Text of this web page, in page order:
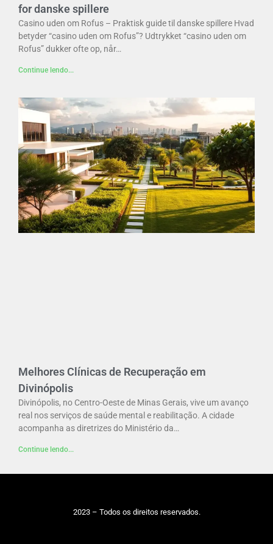
for danske spillere
Casino uden om Rofus – Praktisk guide til danske spillere Hvad
betyder “casino uden om Rofus”? Udtrykket “casino uden om
Rofus” dukker ofte op, når…
Continue lendo...
Melhores Clínicas de Recuperação em
Divinópolis
Divinópolis, no Centro-Oeste de Minas Gerais, vive um avanço
real nos serviços de saúde mental e reabilitação. A cidade
acompanha as diretrizes do Ministério da…
Continue lendo...
2023 – Todos os direitos reservados.